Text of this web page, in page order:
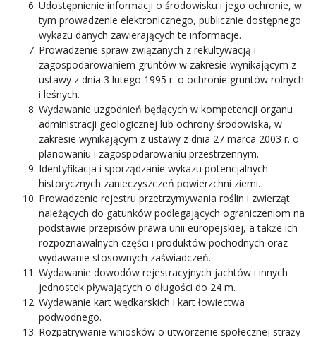
Udostępnienie informacji o środowisku i jego ochronie, w
tym prowadzenie elektronicznego, publicznie dostępnego
wykazu danych zawierających te informacje.
Prowadzenie spraw związanych z rekultywacją i
zagospodarowaniem gruntów w zakresie wynikającym z
ustawy z dnia 3 lutego 1995 r. o ochronie gruntów rolnych
i leśnych.
Wydawanie uzgodnień będących w kompetencji organu
administracji geologicznej lub ochrony środowiska, w
zakresie wynikającym z ustawy z dnia 27 marca 2003 r. o
planowaniu i zagospodarowaniu przestrzennym.
Identyfikacja i sporządzanie wykazu potencjalnych
historycznych zanieczyszczeń powierzchni ziemi.
Prowadzenie rejestru przetrzymywania roślin i zwierząt
należących do gatunków podlegających ograniczeniom na
podstawie przepisów prawa unii europejskiej, a także ich
rozpoznawalnych części i produktów pochodnych oraz
wydawanie stosownych zaświadczeń.
Wydawanie dowodów rejestracyjnych jachtów i innych
jednostek pływających o długości do 24 m.
Wydawanie kart wędkarskich i kart łowiectwa
podwodnego.
Rozpatrywanie wniosków o utworzenie społecznej straży